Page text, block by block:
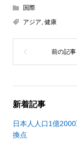
国際
アジア, 健康
新着記事
日本人人口1億
換点